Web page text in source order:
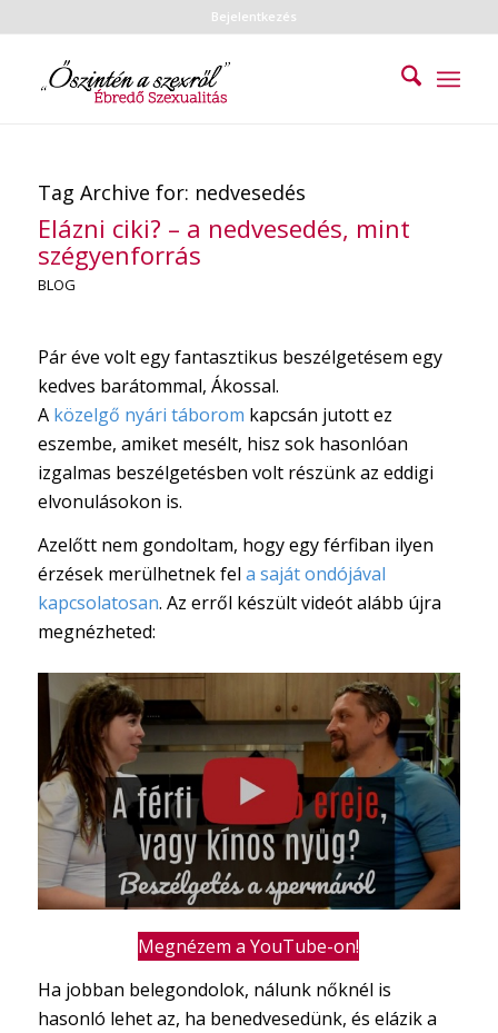
Bejelentkezés
Tag Archive for: nedvesedés
Elázni ciki? – a nedvesedés, mint
szégyenforrás
BLOG
Pár éve volt egy fantasztikus beszélgetésem egy
kedves barátommal, Ákossal.
A közelgő nyári táborom kapcsán jutott ez
eszembe, amiket mesélt, hisz sok hasonlóan
izgalmas beszélgetésben volt részünk az eddigi
elvonulásokon is.
Azelőtt nem gondoltam, hogy egy férfiban ilyen
érzések merülhetnek fel a saját ondójával
kapcsolatosan. Az erről készült videót alább újra
megnézheted:
Megnézem a YouTube-on!
Ha jobban belegondolok, nálunk nőknél is
hasonló lehet az, ha benedvesedünk, és elázik a